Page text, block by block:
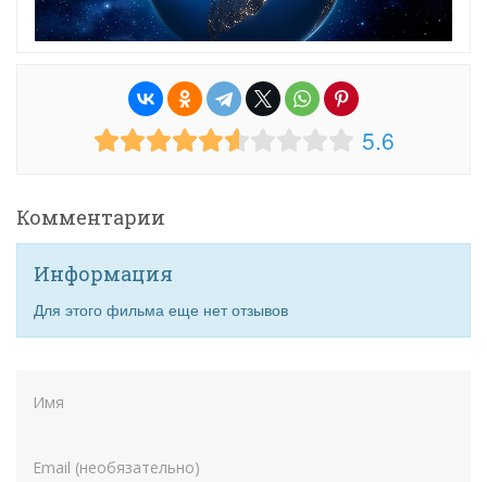
5.6
Комментарии
Информация
Для этого фильма еще нет отзывов